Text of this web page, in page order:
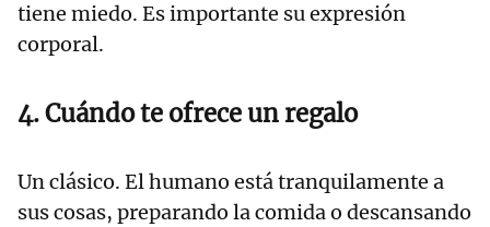
tiene miedo. Es importante su expresión
corporal.
4. Cuándo te ofrece un regalo
Un clásico. El humano está tranquilamente a
sus cosas, preparando la comida o descansando